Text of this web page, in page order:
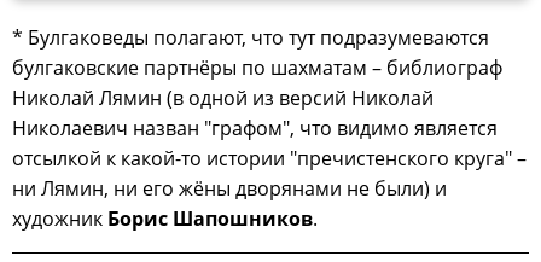
* Булгаковеды полагают, что тут подразумеваются
булгаковские партнёры по шахматам – библиограф
Николай Лямин (в одной из версий Николай
Николаевич назван "графом", что видимо является
отсылкой к какой-то истории "пречистенского круга" –
ни Лямин, ни его жёны дворянами не были) и
художник Борис Шапошников.